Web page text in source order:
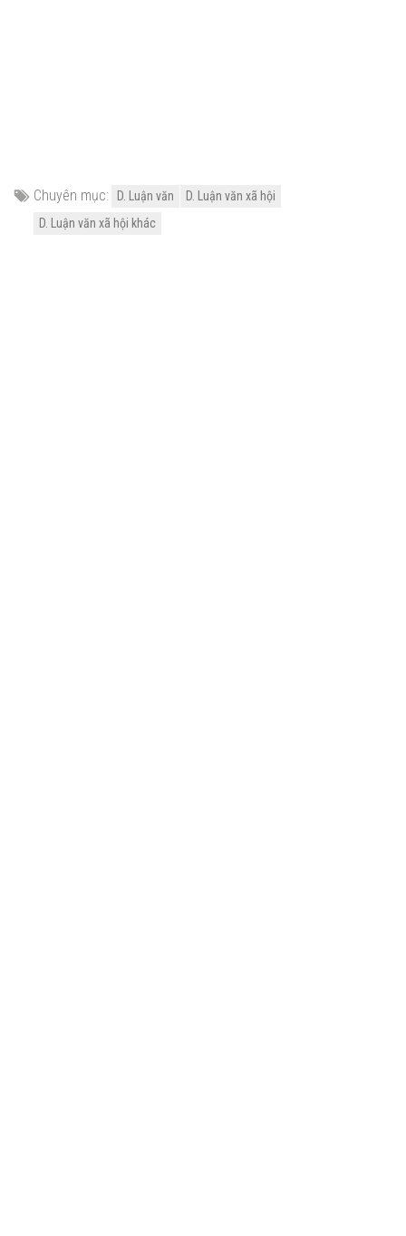
Chuyên mục: D. Luận văn
D. Luận văn xã hội
D. Luận văn xã hội khác